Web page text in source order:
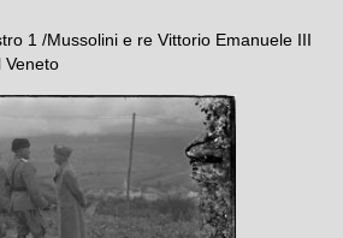
1 /Mussolini e re Vittorio Emanuele III
Veneto